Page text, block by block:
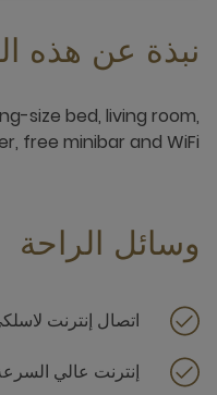
نبذة عن هذه
size bed, living room,
free minibar and WiFi.
وسائل الراحة
اتصال إنترنت
إنترنت عالي